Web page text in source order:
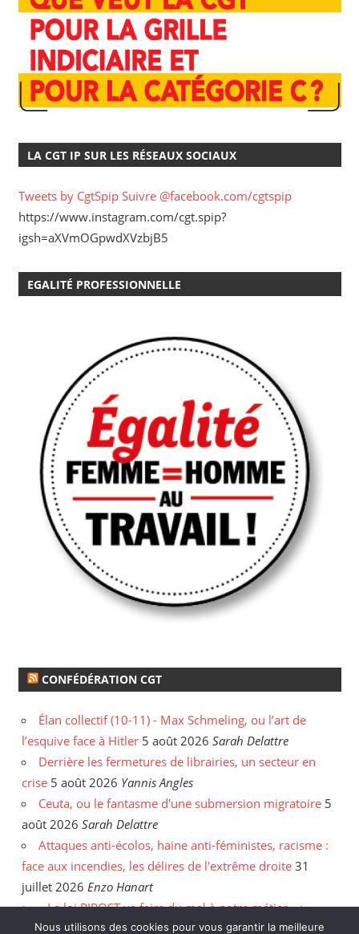
LA CGT IP SUR LES RÉSEAUX SOCIAUX
Tweets by CgtSpip Suivre @facebook.com/cgtspip
https://www.instagram.com/cgt.spip?
igsh=aXVmOGpwdXVzbjB5
EGALITÉ PROFESSIONNELLE
CONFÉDÉRATION CGT
Élan collectif (10-11) - Max Schmeling, ou l’art de
l’esquive face à Hitler 5 août 2026 Sarah Delattre
Derrière les fermetures de librairies, un secteur en
crise 5 août 2026 Yannis Angles
Ceuta, ou le fantasme d'une submersion migratoire 5
août 2026 Sarah Delattre
Attaques anti-écolos, haine anti-féministes, racisme :
face aux incendies, les délires de l'extrême droite 31
juillet 2026 Enzo Hanart
« La loi RIPOST va faire du mal à notre métier » :
entretien avec le policier Anthony Caillé 30 juillet 2026
Nous utilisons des cookies pour vous garantir la meilleure